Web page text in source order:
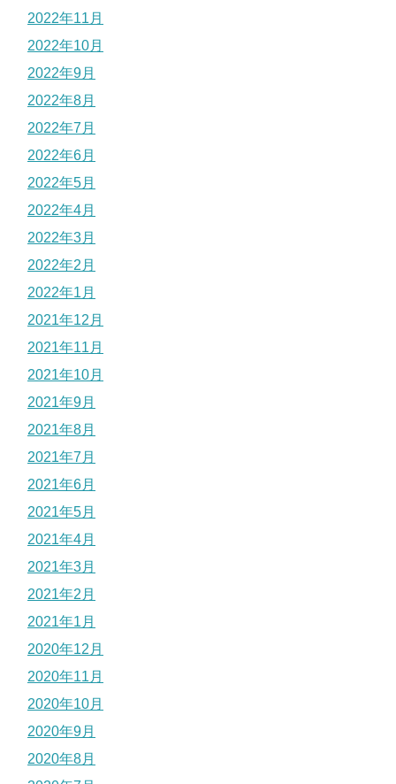
2022年11月
2022年10月
2022年9月
2022年8月
2022年7月
2022年6月
2022年5月
2022年4月
2022年3月
2022年2月
2022年1月
2021年12月
2021年11月
2021年10月
2021年9月
2021年8月
2021年7月
2021年6月
2021年5月
2021年4月
2021年3月
2021年2月
2021年1月
2020年12月
2020年11月
2020年10月
2020年9月
2020年8月